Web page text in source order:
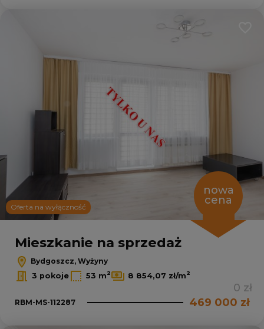
Oferta na wyłączność
nowa
cena
Mieszkanie na sprzedaż
Bydgoszcz, Wyżyny
3 pokoje
53 m2 8 854,07 zł/m2
0 zł
RBM-MS-112287 469 000 zł